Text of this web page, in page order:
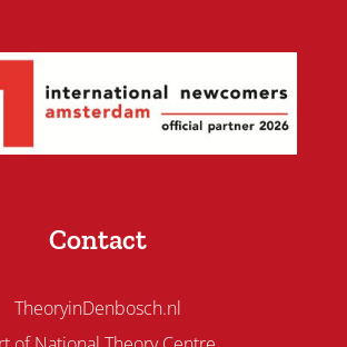
Contact
TheoryinDenbosch.nl